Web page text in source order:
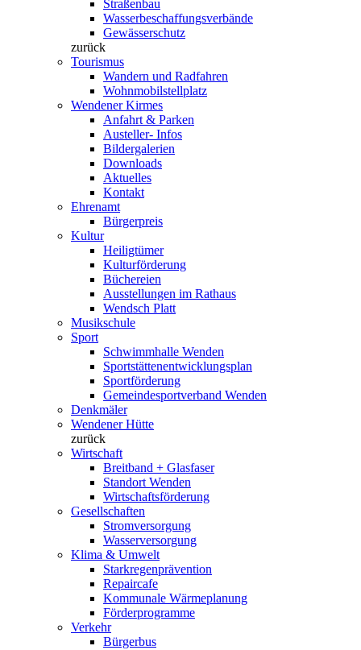
Straßenbau
Wasserbeschaffungsverbände
Gewässerschutz
zurück
Tourismus
Wandern und Radfahren
Wohnmobilstellplatz
Wendener Kirmes
Anfahrt & Parken
Austeller- Infos
Bildergalerien
Downloads
Aktuelles
Kontakt
Ehrenamt
Bürgerpreis
Kultur
Heiligtümer
Kulturförderung
Büchereien
Ausstellungen im Rathaus
Wendsch Platt
Musikschule
Sport
Schwimmhalle Wenden
Sportstättenentwicklungsplan
Sportförderung
Gemeindesportverband Wenden
Denkmäler
Wendener Hütte
zurück
Wirtschaft
Breitband + Glasfaser
Standort Wenden
Wirtschaftsförderung
Gesellschaften
Stromversorgung
Wasserversorgung
Klima & Umwelt
Starkregenprävention
Repaircafe
Kommunale Wärmeplanung
Förderprogramme
Verkehr
Bürgerbus